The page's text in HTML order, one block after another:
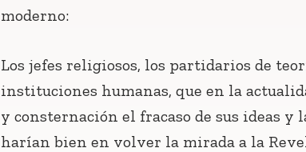
moderno:
Los jefes religiosos, los partidarios de
instituciones humanas, que en la
y consternación el fracaso de sus ideas y
harían bien en volver la mirada a la